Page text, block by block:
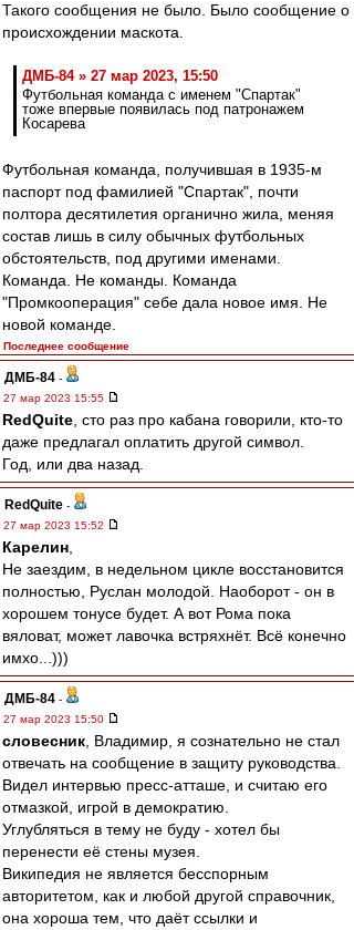
Такого сообщения не было. Было сообщение о
происхождении маскота.
ДМБ-84 » 27 мар 2023, 15:50
Футбольная команда с именем "Спартак"
тоже впервые появилась под патронажем
Косарева
Футбольная команда, получившая в 1935-м
паспорт под фамилией "Спартак", почти
полтора десятилетия органично жила, меняя
состав лишь в силу обычных футбольных
обстоятельств, под другими именами.
Команда. Не команды. Команда
"Промкооперация" себе дала новое имя. Не
новой команде.
Последнее сообщение
ДМБ-84 -
27 мар 2023 15:55
RedQuite , сто раз про кабана говорили, кто-то
даже предлагал оплатить другой символ.
Год, или два назад.
RedQuite -
27 мар 2023 15:52
Карелин
Не заездим, в недельном цикле восстановится
полностью, Руслан молодой. Наоборот - он в
хорошем тонусе будет. А вот Рома пока
вяловат, может лавочка встряхнёт. Всё конечно
имхо...)))
ДМБ-84 -
27 мар 2023 15:50
словесник , Владимир, я сознательно не стал
отвечать на сообщение в защиту руководства.
Видел интервью пресс-атташе, и считаю его
отмазкой, игрой в демократию.
Углубляться в тему не буду - хотел бы
перенести её стены музея.
Википедия не является бесспорным
авторитетом, как и любой другой справочник,
она хороша тем, что даёт ссылки и